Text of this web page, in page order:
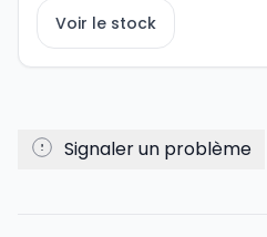
Voir le stock
Signaler un problème